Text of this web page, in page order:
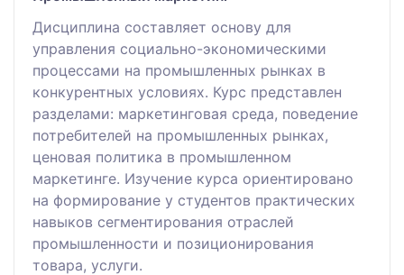
Дисциплина составляет основу для
управления социально-экономическими
процессами на промышленных рынках в
конкурентных условиях. Курс представлен
разделами: маркетинговая среда, поведение
потребителей на промышленных рынках,
ценовая политика в промышленном
маркетинге. Изучение курса ориентировано
на формирование у студентов практических
навыков сегментирования отраслей
промышленности и позиционирования
товара, услуги.